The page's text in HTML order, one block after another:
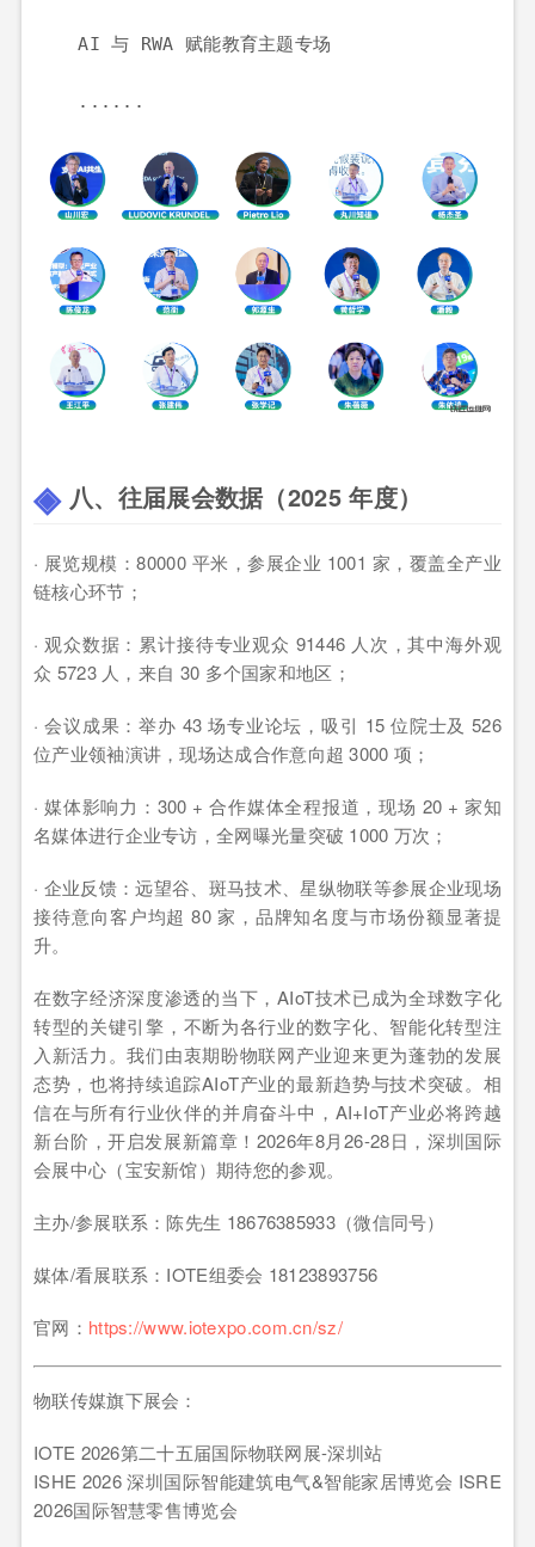
    AI 与 RWA 赋能教育主题专场
    ......
八、往届展会数据（2025 年度）
· 展览规模：80000 平米，参展企业 1001 家，覆盖全产业
链核心环节；
· 观众数据：累计接待专业观众 91446 人次，其中海外观
众 5723 人，来自 30 多个国家和地区；
· 会议成果：举办 43 场专业论坛，吸引 15 位院士及 526
位产业领袖演讲，现场达成合作意向超 3000 项；
· 媒体影响力：300 + 合作媒体全程报道，现场 20 + 家知
名媒体进行企业专访，全网曝光量突破 1000 万次；
· 企业反馈：远望谷、斑马技术、星纵物联等参展企业现场
接待意向客户均超 80 家，品牌知名度与市场份额显著提
升。
在数字经济深度渗透的当下，AIoT技术已成为全球数字化
转型的关键引擎，不断为各行业的数字化、智能化转型注
入新活力。我们由衷期盼物联网产业迎来更为蓬勃的发展
态势，也将持续追踪AIoT产业的最新趋势与技术突破。相
信在与所有行业伙伴的并肩奋斗中，AI+IoT产业必将跨越
新台阶，开启发展新篇章！2026年8月26-28日，深圳国际
会展中心（宝安新馆）期待您的参观。
主办/参展联系：陈先生 18676385933（微信同号）
媒体/看展联系：IOTE组委会 18123893756
官网： https://www.iotexpo.com.cn/sz/
物联传媒旗下展会：
IOTE 2026第二十五届国际物联网展-深圳站
ISHE 2026 深圳国际智能建筑电气&智能家居博览会 ISRE
2026国际智慧零售博览会